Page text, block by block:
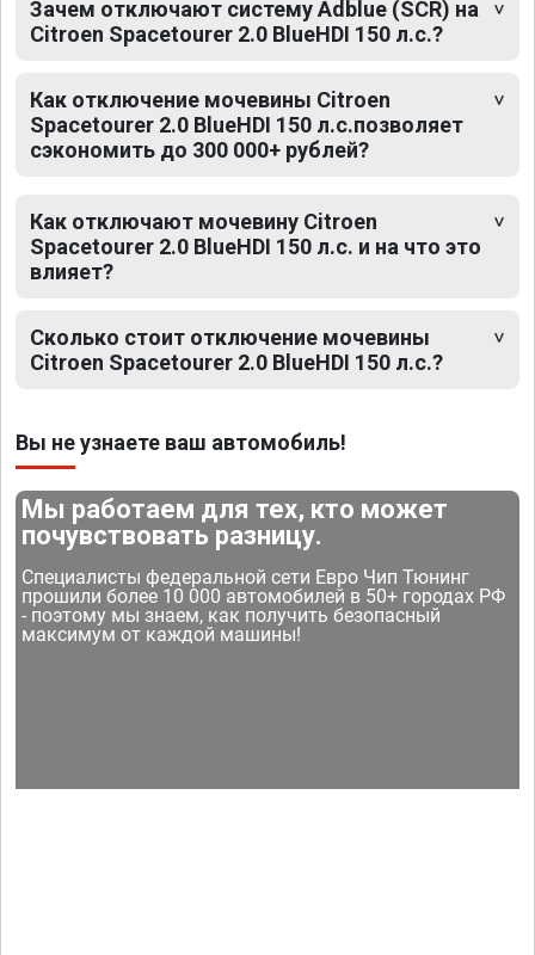
Зачем отключают систему Adblue (SCR) на
Citroen Spacetourer 2.0 BlueHDI 150 л.с.?
Как отключение мочевины Citroen
Spacetourer 2.0 BlueHDI 150 л.с.позволяет
сэкономить до 300 000+ рублей?
Как отключают мочевину Citroen
Spacetourer 2.0 BlueHDI 150 л.с. и на что это
влияет?
Сколько стоит отключение мочевины
Citroen Spacetourer 2.0 BlueHDI 150 л.с.?
Вы не узнаете ваш автомобиль!
Мы работаем для тех, кто может
почувствовать разницу.
Специалисты федеральной сети Евро Чип Тюнинг
прошили более 10 000 автомобилей в 50+ городах РФ
- поэтому мы знаем, как получить безопасный
максимум от каждой машины!